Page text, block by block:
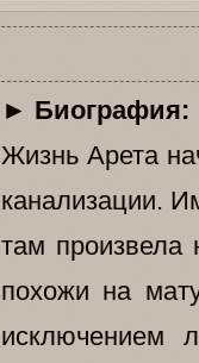
► Биография:
Жизнь Арета
канализации.
там
похожи на
исключением